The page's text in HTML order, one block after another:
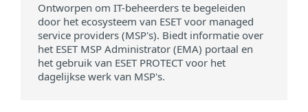
Ontworpen om IT-beheerders te begeleiden
door het ecosysteem van ESET voor managed
service providers (MSP's). Biedt informatie over
het ESET MSP Administrator (EMA) portaal en
het gebruik van ESET PROTECT voor het
dagelijkse werk van MSP's.